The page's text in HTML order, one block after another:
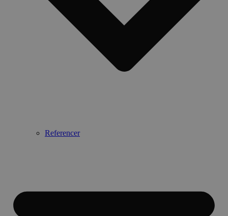
Referencer